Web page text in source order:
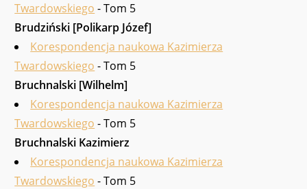
Twardowskiego - Tom 5
Bru­dziński [Polikarp Józef]
Korespondencja naukowa Kazimierza
Twardowskiego - Tom 5
Bruchnalski [Wilhelm]
Korespondencja naukowa Kazimierza
Twardowskiego - Tom 5
Bruchnalski Kazimierz
Korespondencja naukowa Kazimierza
Twardowskiego - Tom 5